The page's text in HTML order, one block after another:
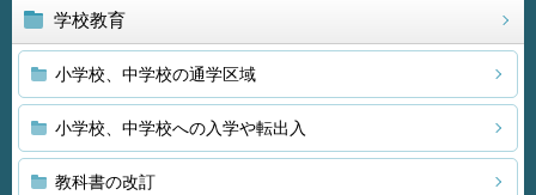
学校教育
小学校、中学校の通学区域
小学校、中学校への入学や転出入
教科書の改訂